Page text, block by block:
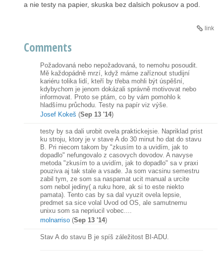
a nie testy na papier, skuska bez dalsich pokusov a pod.
link
Comments
Požadovaná nebo nepožadovaná, to nemohu posoudit.
Mě každopádně mrzí, když máme zaříznout studijní
kariéru tolika lidí, kteří by třeba mohli být úspěšní,
kdybychom je jenom dokázali správně motivovat nebo
informovat. Proto se ptám, co by vám pomohlo k
hladšímu průchodu. Testy na papír viz výše.
Josef Kokeš (Sep 13 '14)
testy by sa dali urobit ovela praktickejsie. Napriklad prist
ku stroju, ktory je v stave A do 30 minut ho dat do stavu
B. Pri niecom takom by "zkusím to a uvidím, jak to
dopadlo" nefungovalo z casovych dovodov. A navyse
metoda "zkusím to a uvidím, jak to dopadlo" sa v praxi
pouziva aj tak stale a vsade. Ja som vacsinu semestru
zabil tym, ze som sa naspamat ucit manual a urcite
som nebol jediny( a ruku hore, ak si to este niekto
pamata). Tento cas by sa dal vyuzit ovela lepsie,
predmet sa sice volal Uvod od OS, ale samutnemu
unixu som sa nepriucil vobec....
molnarriso (Sep 13 '14)
Stav A do stavu B je spíš záležitost BI-ADU.